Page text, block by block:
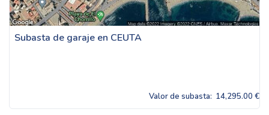
Subasta de garaje en CEUTA
Valor de subasta: 14,295.00 €